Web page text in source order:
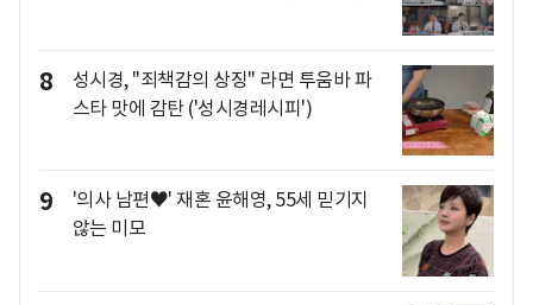
8
성시경, "죄책감의 상징" 라면 투움바 파
스타 맛에 감탄 ('성시경레시피')
9
'의사 남편♥' 재혼 윤해영, 55세 믿기지
않는 미모